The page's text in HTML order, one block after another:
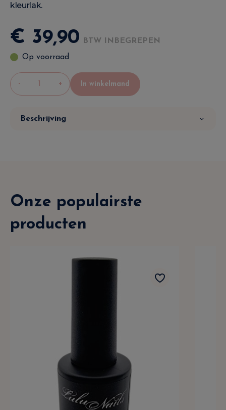
kleurlak.
€ 39,90
BTW INBEGREPEN
Op voorraad
- + In winkelmand
Beschrijving
Onze populairste
producten